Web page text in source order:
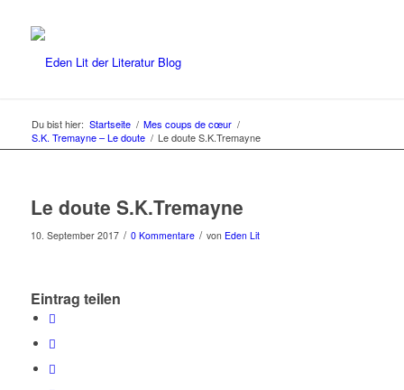
Du bist hier: Startseite / Mes coups de cœur /
S.K. Tremayne – Le doute / Le doute S.K.Tremayne
Le doute S.K.Tremayne
10. September 2017 / 0 Kommentare / von Eden Lit
Eintrag teilen